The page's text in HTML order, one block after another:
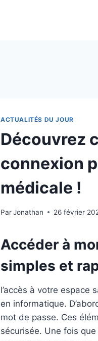
ACTUALITÉS DU JOUR
Découvrez
connexion
médicale !
ParJonathan 26 février
Accéder à
simples et
l’accès à votre espace
en informatique.
mot de passe. Ces
sécurisée. Une fois